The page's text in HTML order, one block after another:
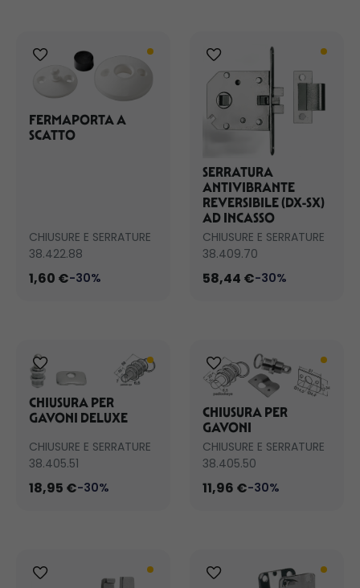
FERMAPORTA A
SCATTO
CHIUSURE E SERRATURE
38.422.88
1,60 €-30%
SERRATURA
ANTIVIBRANTE
REVERSIBILE (DX-SX)
AD INCASSO
CHIUSURE E SERRATURE
38.409.70
58,44 €-30%
CHIUSURA PER
GAVONI DELUXE
CHIUSURE E SERRATURE
38.405.51
18,95 €-30%
CHIUSURA PER
GAVONI
CHIUSURE E SERRATURE
38.405.50
11,96 €-30%